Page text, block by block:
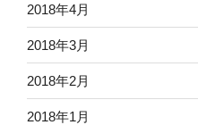
2018年4月
2018年3月
2018年2月
2018年1月